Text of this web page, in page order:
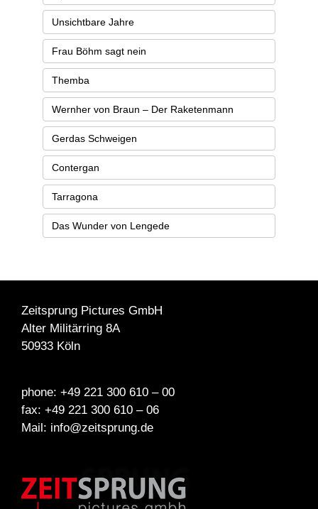
Unsichtbare Jahre
Frau Böhm sagt nein
Themba
Wernher von Braun – Der Raketenmann
Gerdas Schweigen
Contergan
Tarragona
Das Wunder von Lengede
Zeitsprung Pictures GmbH
Alter Militärring 8A
50933 Köln
phone: +49 221 300 610 – 00
fax: +49 221 300 610 – 06
Mail: info@zeitsprung.de